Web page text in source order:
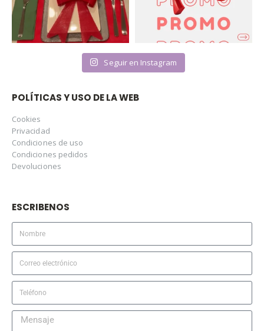
Seguir en Instagram
POLÍTICAS Y USO DE LA WEB
Cookies
Privacidad
Condiciones de uso
Condiciones pedidos
Devoluciones
ESCRIBENOS